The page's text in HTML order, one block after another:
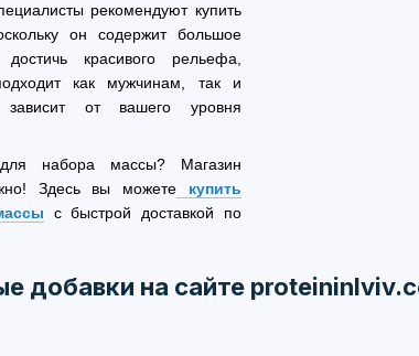
рекомендуют купить
он содержит большое
красивого рельефа,
как мужчинам, так и
от вашего уровня
набора массы? Магазин
Здесь вы можете купить
с быстрой доставкой по
добавки на сайте